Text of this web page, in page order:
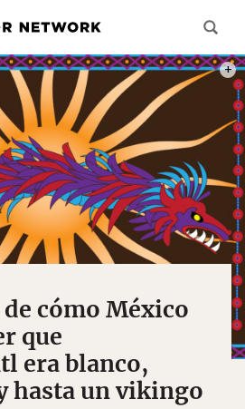
cómo México
que
era blanco,
hasta un vikingo